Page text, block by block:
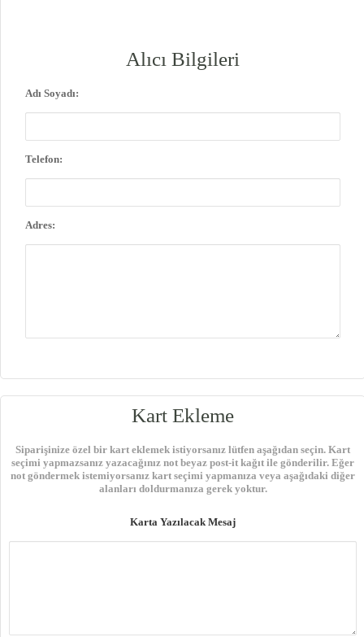
Alıcı Bilgileri
Adı Soyadı:
Telefon:
Adres:
Kart Ekleme
Siparişinize özel bir kart eklemek istiyorsanız lütfen aşağıdan seçin. Kart
seçimi yapmazsanız yazacağınız not beyaz post-it kağıt ile gönderilir. Eğer
not göndermek istemiyorsanız kart seçimi yapmanıza veya aşağıdaki diğer
alanları doldurmanıza gerek yoktur.
Karta Yazılacak Mesaj